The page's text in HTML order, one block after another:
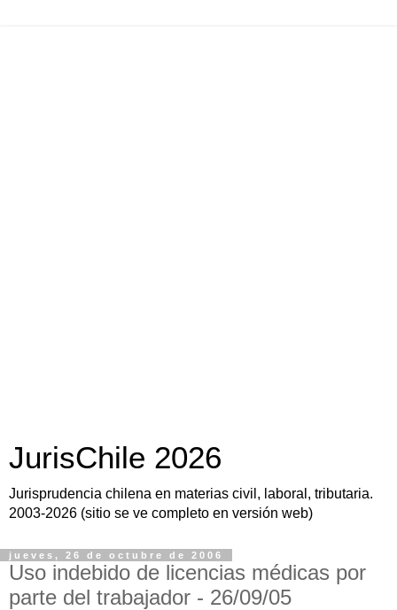
JurisChile 2026
Jurisprudencia chilena en materias civil, laboral, tributaria.
2003-2026 (sitio se ve completo en versión web)
jueves, 26 de octubre de 2006
Uso indebido de licencias médicas por
parte del trabajador - 26/09/05